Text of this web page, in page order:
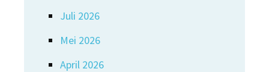
Juli 2026
Mei 2026
April 2026